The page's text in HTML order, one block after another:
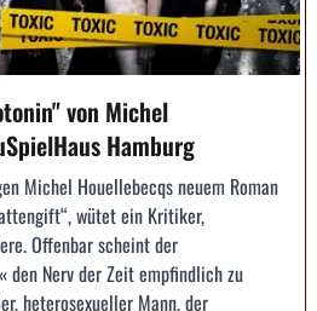
von Michel
Hamburg
Michel Houellebecqs neuem Roman
wütet ein Kritiker,
Offenbar scheint der
den Nerv der Zeit empfindlich zu
heterosexueller Mann, der